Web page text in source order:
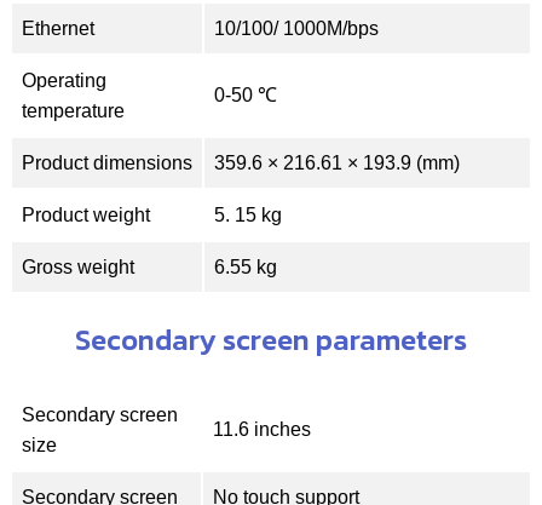
Ethernet 10/100/ 1000M/bps
Operating
temperature
0-50 ℃
Product dimensions 359.6 × 216.61 × 193.9 (mm)
Product weight 5. 15 kg
Gross weight 6.55 kg
Secondary screen parameters
Secondary screen
size
11.6 inches
Secondary screen No touch support